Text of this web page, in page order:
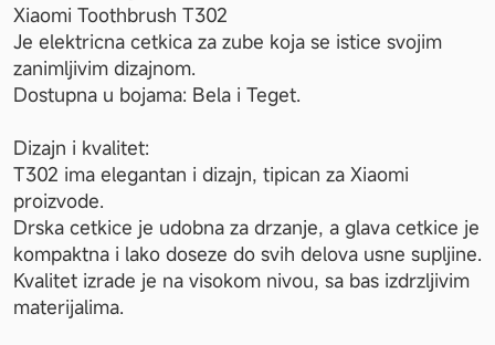
Xiaomi Toothbrush T302
Je elektricna cetkica za zube koja se istice svojim
zanimljivim dizajnom.
Dostupna u bojama: Bela i Teget.
Dizajn i kvalitet:
T302 ima elegantan i dizajn, tipican za Xiaomi
proizvode.
Drska cetkice je udobna za drzanje, a glava cetkice je
kompaktna i lako doseze do svih delova usne supljine.
Kvalitet izrade je na visokom nivou, sa bas izdrzljivim
materijalima.